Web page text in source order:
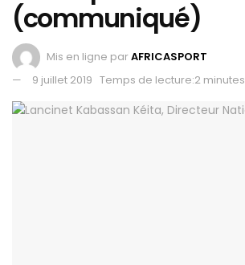
(communiqué)
Mis en ligne parAFRICASPORT
9 juillet 2019 Temps de lecture:2 minutes